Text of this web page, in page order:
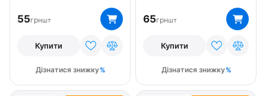
55грншт
Купити
Дізнатися знижку
65грншт
Купити
Дізнатися знижку